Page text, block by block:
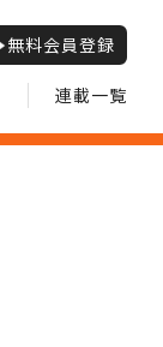
無料会員登録
連載一覧